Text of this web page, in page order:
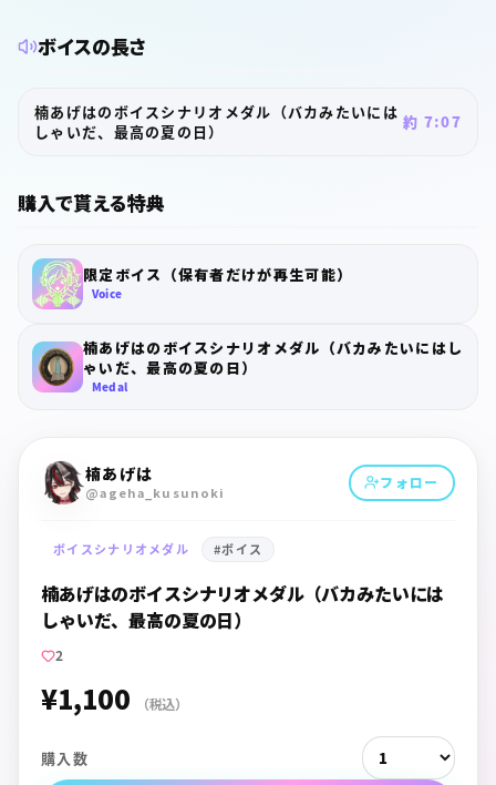
ボイスの長さ
楠あげはのボイスシナリオメダル（バカみたいには
しゃいだ、最高の夏の日）
約 7:07
購入で貰える特典
限定ボイス（保有者だけが再生可能）
Voice
楠あげはのボイスシナリオメダル（バカみたいにはし
ゃいだ、最高の夏の日）
Medal
楠あげは
@ageha_kusunoki
フォロー
ボイスシナリオメダル #ボイス
楠あげはのボイスシナリオメダル（バカみたいには
しゃいだ、最高の夏の日）
2
¥1,100 （税込）
購入数